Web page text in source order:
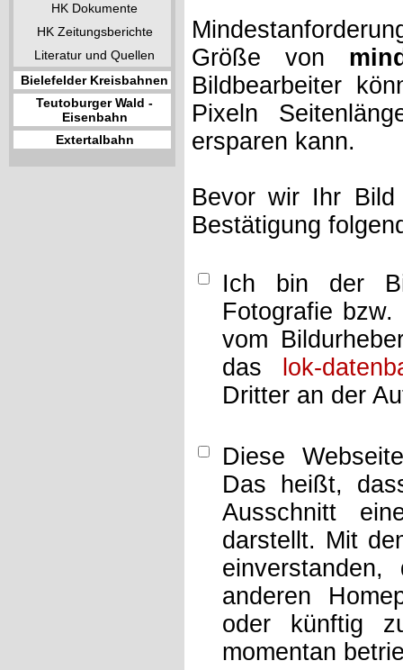
HK Dokumente
HK Zeitungsberichte
Literatur und Quellen
Bielefelder Kreisbahnen
Teutoburger Wald -
Eisenbahn
Extertalbahn
Größe von
Bildbearbeiter
Pixeln
ersparen kann.
Bevor wir Ihr
Bestätigung
Ich bin der
Fotografie
vom
das
lok-
Dritter an der
Diese
Das heißt,
Ausschnitt
darstellt. Mit
anderen
oder künftig
momentan